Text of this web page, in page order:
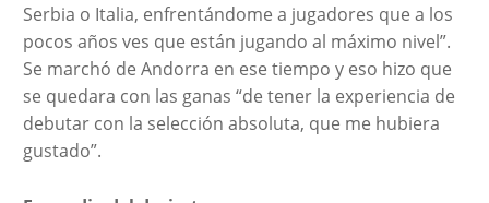
Serbia o Italia, enfrentándome a jugadores que a los
pocos años ves que están jugando al máximo nivel”.
Se marchó de Andorra en ese tiempo y eso hizo que
se quedara con las ganas “de tener la experiencia de
debutar con la selección absoluta, que me hubiera
gustado”.